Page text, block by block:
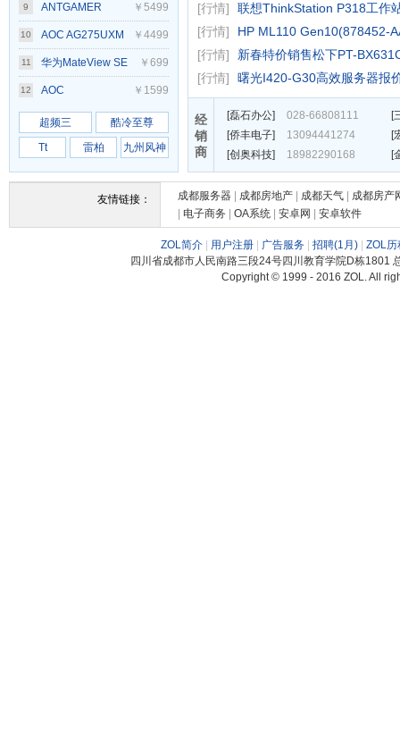
ANTGAMER
ANT27VU
9 ￥5499
AOC AG275UXM
10 ￥4499
华为MateView SE
11 ￥699
AOC
Q27G4SL/WS
12 ￥1599
超频三
酷冷至尊
Tt
雷柏 九州风神
联想ThinkStation P318工作
[行情]
HP ML110 Gen10(878452-
[行情]
新春特价销售松下PT-
[行情]
曙光I420-G30高效服务器报
[行情]
经
销
商
[磊石办公] 028-66808111 [
[侨丰电子] 13094441274 [
[创奥科技] 18982290168 [
友情链接： 成都服务器 成都房地产 成都天气
成都房产
电子商务 OA系统 安卓网 安卓软件
ZOL简介 用户注册 广告服务 招聘(1月)
ZOL历
四川省成都市人民南路三段24号四川教育学院D栋
Copyright © 1999 - 2016 ZOL. All